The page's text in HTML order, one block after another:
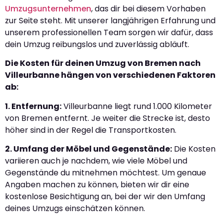
Umzugsunternehmen, das dir bei diesem Vorhaben
zur Seite steht. Mit unserer langjährigen Erfahrung und
unserem professionellen Team sorgen wir dafür, dass
dein Umzug reibungslos und zuverlässig abläuft.
Die Kosten für deinen Umzug von Bremen nach
Villeurbanne hängen von verschiedenen Faktoren
ab:
1. Entfernung:Villeurbanne liegt rund 1.000 Kilometer
von Bremen entfernt. Je weiter die Strecke ist, desto
höher sind in der Regel die Transportkosten.
2. Umfang der Möbel und Gegenstände: Die Kosten
variieren auch je nachdem, wie viele Möbel und
Gegenstände du mitnehmen möchtest. Um genaue
Angaben machen zu können, bieten wir dir eine
kostenlose Besichtigung an, bei der wir den Umfang
deines Umzugs einschätzen können.